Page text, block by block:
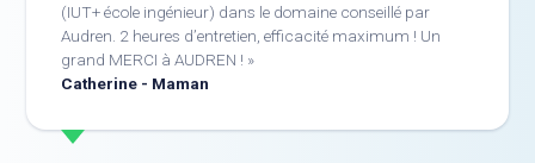
(IUT+ école ingénieur) dans le domaine conseillé par
Audren. 2 heures d’entretien, efficacité maximum ! Un
grand MERCI à AUDREN !
Catherine - Maman